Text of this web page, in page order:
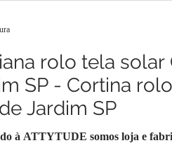
rolo tela solar
SP - Cortina
Jardim SP
à ATTYTUDE somos loja e